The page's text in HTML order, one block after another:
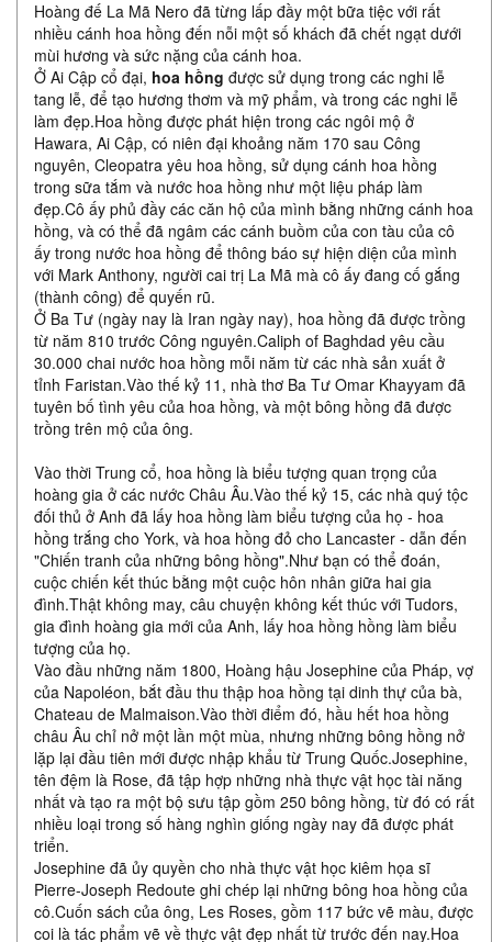
Hoàng đế La Mã Nero đã từng lấp đầy một bữa tiệc với rất
nhiều cánh hoa hồng đến nỗi một số khách đã chết ngạt dưới
mùi hương và sức nặng của cánh hoa.
Ở Ai Cập cổ đại, hoa hồng được sử dụng trong các nghi lễ
tang lễ, để tạo hương thơm và mỹ phẩm, và trong các nghi lễ
làm đẹp.Hoa hồng được phát hiện trong các ngôi mộ ở
Hawara, Ai Cập, có niên đại khoảng năm 170 sau Công
nguyên, Cleopatra yêu hoa hồng, sử dụng cánh hoa hồng
trong sữa tắm và nước hoa hồng như một liệu pháp làm
đẹp.Cô ấy phủ đầy các căn hộ của mình bằng những cánh hoa
hồng, và có thể đã ngâm các cánh buồm của con tàu của cô
ấy trong nước hoa hồng để thông báo sự hiện diện của mình
với Mark Anthony, người cai trị La Mã mà cô ấy đang cố gắng
(thành công) để quyến rũ.
Ở Ba Tư (ngày nay là Iran ngày nay), hoa hồng đã được trồng
từ năm 810 trước Công nguyên.Caliph of Baghdad yêu cầu
30.000 chai nước hoa hồng mỗi năm từ các nhà sản xuất ở
tỉnh Faristan.Vào thế kỷ 11, nhà thơ Ba Tư Omar Khayyam đã
tuyên bố tình yêu của hoa hồng, và một bông hồng đã được
trồng trên mộ của ông.
Vào thời Trung cổ, hoa hồng là biểu tượng quan trọng của
hoàng gia ở các nước Châu Âu.Vào thế kỷ 15, các nhà quý tộc
đối thủ ở Anh đã lấy hoa hồng làm biểu tượng của họ - hoa
hồng trắng cho York, và hoa hồng đỏ cho Lancaster - dẫn đến
"Chiến tranh của những bông hồng".Như bạn có thể đoán,
cuộc chiến kết thúc bằng một cuộc hôn nhân giữa hai gia
đình.Thật không may, câu chuyện không kết thúc với Tudors,
gia đình hoàng gia mới của Anh, lấy hoa hồng hồng làm biểu
tượng của họ.
Vào đầu những năm 1800, Hoàng hậu Josephine của Pháp, vợ
của Napoléon, bắt đầu thu thập hoa hồng tại dinh thự của bà,
Chateau de Malmaison.Vào thời điểm đó, hầu hết hoa hồng
châu Âu chỉ nở một lần một mùa, nhưng những bông hồng nở
lặp lại đầu tiên mới được nhập khẩu từ Trung Quốc.Josephine,
tên đệm là Rose, đã tập hợp những nhà thực vật học tài năng
nhất và tạo ra một bộ sưu tập gồm 250 bông hồng, từ đó có rất
nhiều loại trong số hàng nghìn giống ngày nay đã được phát
triển.
Josephine đã ủy quyền cho nhà thực vật học kiêm họa sĩ
Pierre-Joseph Redoute ghi chép lại những bông hoa hồng của
cô.Cuốn sách của ông, Les Roses, gồm 117 bức vẽ màu, được
coi là tác phẩm vẽ về thực vật đẹp nhất từ ​​trước đến nay.Hoa